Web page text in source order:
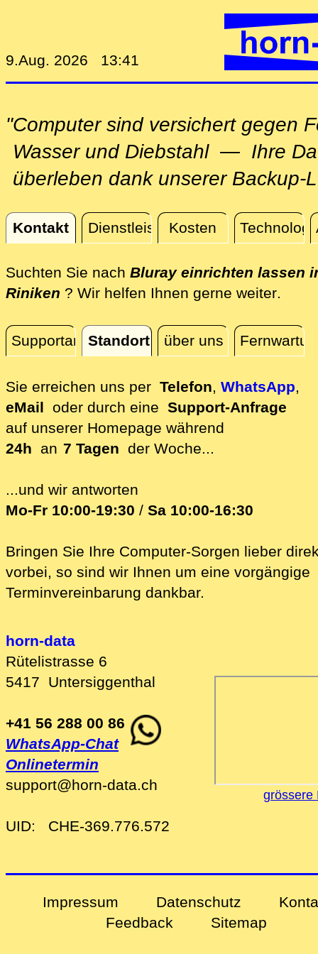
9.Aug. 2026 13:41
"Computer sind versichert gegen
Wasser und Diebstahl — Ihre
überleben dank unserer Backup-
Kontakt Dienstleistungen
Kosten
Kontakt
Suchten Sie nach Bluray einrichten lassen
Riniken ? Wir helfen Ihnen gerne weiterdirekt
.
SupportanfrageStandort über uns
Standort
Sie erreichen uns per Telefon, WhatsApp,
eMail oder durch eine Support-Anfrage
auf unserer Homepage während
24h an 7 Tagen der Woche...
...und wir antworten
Mo-Fr 10:00-19:30 / Sa 10:00-16:30
Bringen Sie Ihre Computer-Sorgen lieber
vorbei, so sind wir Ih‍nen um eine vorgängige
Terminvereinbarung dankbar.
horn-data
Rütelistrasse 6
5417 Untersiggenthal
+41 56 288 00 86
WhatsApp-Chat
Onlinetermin
support@horn-data.ch
UID: CHE-369.776.572
grössere
Impressum Datenschutz
Feedback
Sitemap